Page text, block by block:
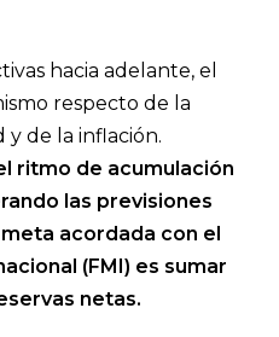
hacia adelante, el
respecto de la
de la inflación.
ritmo de acumulación
las previsiones
acordada con el
(FMI) es sumar
netas.